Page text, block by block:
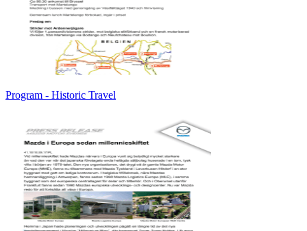
Program - Historic Travel